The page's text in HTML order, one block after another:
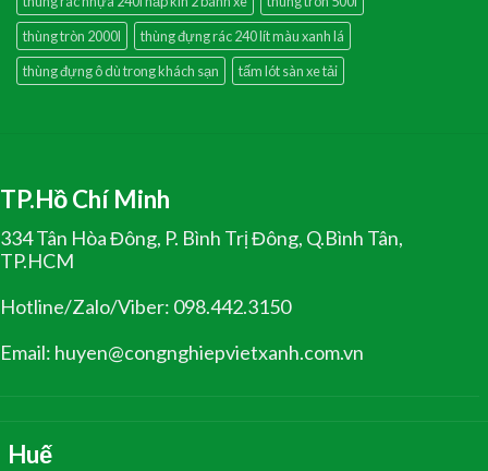
thùng tròn 2000l
thùng đựng rác 240 lít màu xanh lá
thùng đựng ô dù trong khách sạn
tấm lót sàn xe tải
TP.Hồ Chí Minh
334 Tân Hòa Đông, P. Bình Trị Đông, Q.Bình Tân,
TP.HCM
Hotline/Zalo/Viber: 098.442.3150
Email: huyen@congnghiepvietxanh.com.vn
Huế